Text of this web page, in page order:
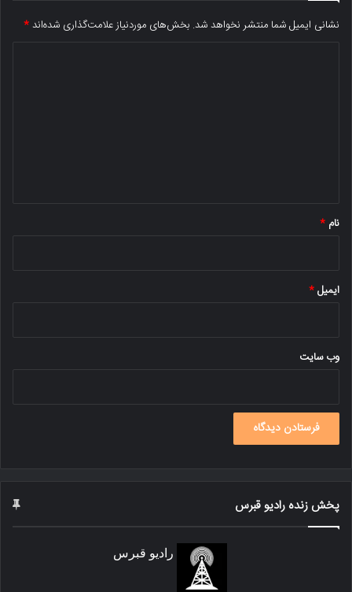
نشانی ایمیل شما منتشر نخواهد شد. بخش‌های موردنیاز علامت‌گذاری شده‌اند*
نام *
ایمیل*
وب‌ سایت
پخش زنده رادیو قبرس
رادیو قبرس